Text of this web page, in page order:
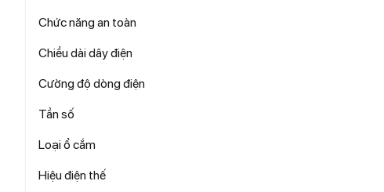
Chức năng an toàn
Chiều dài dây điện
Cường độ dòng điện
Tần số
Loại ổ cắm
Hiệu điện thế